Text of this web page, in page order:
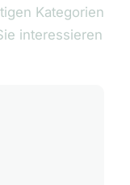
Kategorien
interessieren